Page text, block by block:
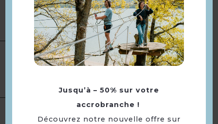
Présentation Type(s) détaillé(s) :Autres
Associations
Compléments
A 3,6 km de la gare de Mantes
la Jolie
Pasloue
Jusqu’à – 50% sur votre
accrobranche !
Découvrez notre nouvelle offre sur